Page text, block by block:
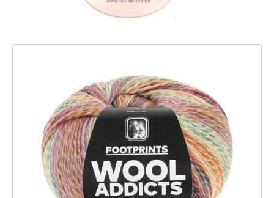
Stof
Naai & Breiatelier
Lingerie
Breien & Haken